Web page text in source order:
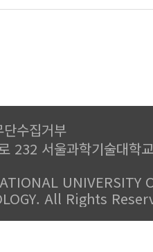
수집거부
232 서울과학기술대학
UNIVERSITY
All Rights